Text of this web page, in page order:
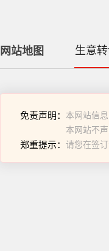
网站地图 生意
免责声明： 本网站信
本网站不
郑重提示： 请您在签